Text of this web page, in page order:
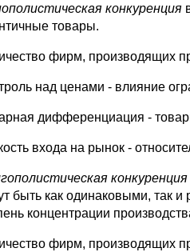
конкуренция
товары.
фирм, производящих
над ценами - влияние
дифференциация -
входа на рынок -
конкуренция
быть как одинаковыми, так
концентрации
фирм, производящих